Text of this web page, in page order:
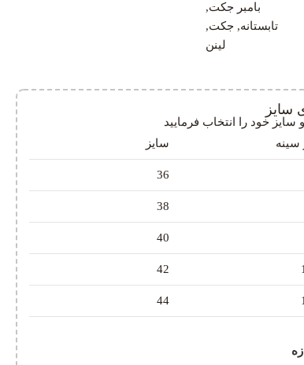
بامبر جکت,
تابستانه, جکت,
لینن
سایز
خود را انتخاب فرمایید
سینه سایز
36
38
40
42
44